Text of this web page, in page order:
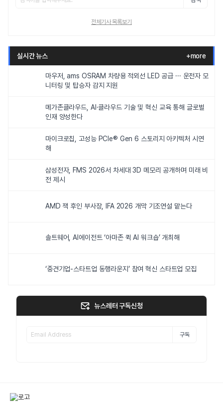
전체기사 목록보기
실시간 뉴스 +more
마우저, ams OSRAM 차량용 적외선 LED 공급 ··· 운전자 모
니터링 및 탑승자 감지 지원
메가존클라우드, AI·클라우드 기술 및 혁신 교육 통해 글로벌
인재 양성한다
마이크로칩, 고성능 PCIe® Gen 6 스토리지 아키텍처 시연
해
삼성전자, FMS 2026서 차세대 3D 메모리 공개하며 미래 비
전 제시
AMD 잭 후인 부사장, IFA 2026 개막 기조연설 맡는다
솔트웨어, AI에이전트 ‘아마존 퀵 AI 워크숍’ 개최해
‘중견기업-스타트업 동행라운지’ 참여 혁신 스타트업 모집
뉴스레터 구독신청
구독